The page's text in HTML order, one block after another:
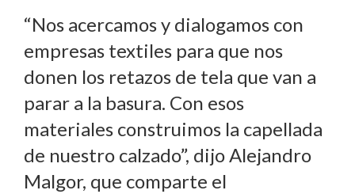
“Nos acercamos y dialogamos con
empresas textiles para que nos
donen los retazos de tela que van a
parar a la basura. Con esos
materiales construimos la capellada
de nuestro calzado”, dijo Alejandro
Malgor, que comparte el